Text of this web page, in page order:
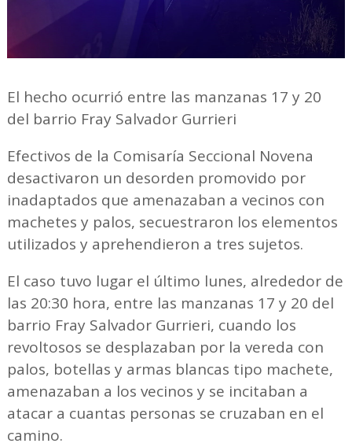
El hecho ocurrió entre las manzanas 17 y 20
del barrio Fray Salvador Gurrieri
Efectivos de la Comisaría Seccional Novena
desactivaron un desorden promovido por
inadaptados que amenazaban a vecinos con
machetes y palos, secuestraron los elementos
utilizados y aprehendieron a tres sujetos.
El caso tuvo lugar el último lunes, alrededor de
las 20:30 hora, entre las manzanas 17 y 20 del
barrio Fray Salvador Gurrieri, cuando los
revoltosos se desplazaban por la vereda con
palos, botellas y armas blancas tipo machete,
amenazaban a los vecinos y se incitaban a
atacar a cuantas personas se cruzaban en el
camino.